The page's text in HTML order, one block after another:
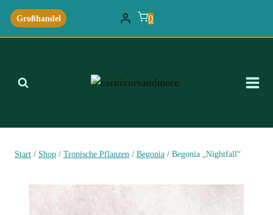
Zum
Inhalt
springen
Großhandel 0
Start / Shop / Tropische Pflanzen / Begonia / Begonia „Nightfall“